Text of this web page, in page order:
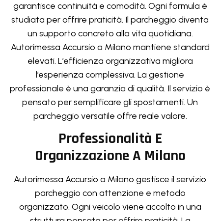
garantisce continuità e comodità. Ogni formula è
studiata per offrire praticità. Il parcheggio diventa
un supporto concreto alla vita quotidiana.
Autorimessa Accursio a Milano mantiene standard
elevati. L’efficienza organizzativa migliora
l’esperienza complessiva. La gestione
professionale è una garanzia di qualità. Il servizio è
pensato per semplificare gli spostamenti. Un
parcheggio versatile offre reale valore.
Professionalità E
Organizzazione A Milano
Autorimessa Accursio a Milano gestisce il servizio
parcheggio con attenzione e metodo
organizzato. Ogni veicolo viene accolto in una